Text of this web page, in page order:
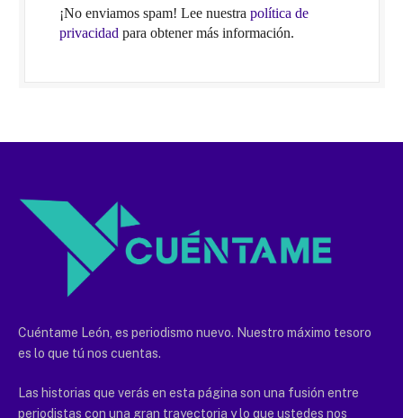
¡No enviamos spam! Lee nuestra política de
privacidad para obtener más información.
Cuéntame León, es periodismo nuevo. Nuestro máximo tesoro
es lo que tú nos cuentas.
Las historias que verás en esta página son una fusión entre
periodistas con una gran trayectoria y lo que ustedes nos